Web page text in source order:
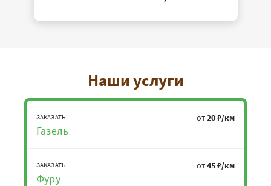
Наши услуги
ЗАКАЗАТЬ
Газель
от20 ₽/км
ЗАКАЗАТЬ
Фуру
от45 ₽/км